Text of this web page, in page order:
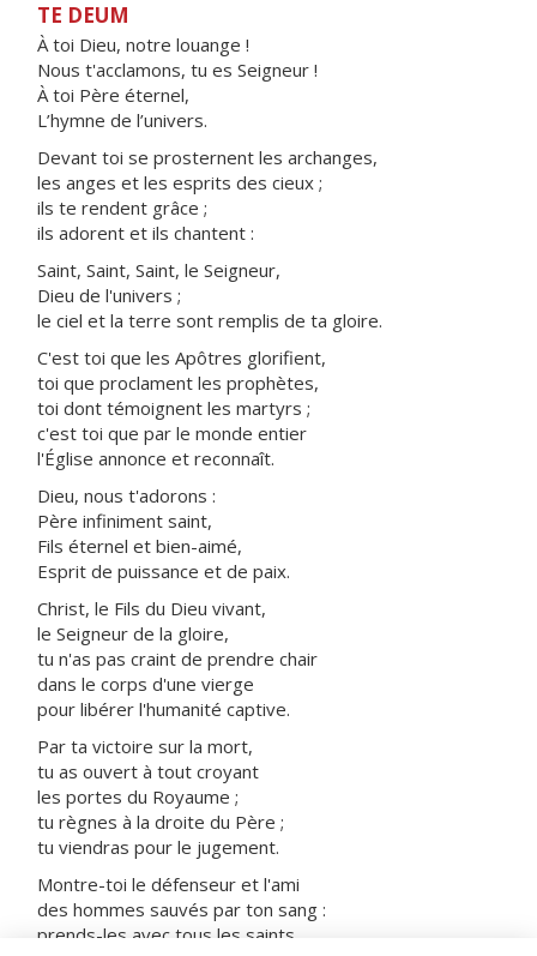
TE DEUM
À toi Dieu, notre louange !
Nous t'acclamons, tu es Seigneur !
À toi Père éternel,
L’hymne de l’univers.
Devant toi se prosternent les archanges,
les anges et les esprits des cieux ;
ils te rendent grâce ;
ils adorent et ils chantent :
Saint, Saint, Saint, le Seigneur,
Dieu de l'univers ;
le ciel et la terre sont remplis de ta gloire.
C'est toi que les Apôtres glorifient,
toi que proclament les prophètes,
toi dont témoignent les martyrs ;
c'est toi que par le monde entier
l'Église annonce et reconnaît.
Dieu, nous t'adorons :
Père infiniment saint,
Fils éternel et bien-aimé,
Esprit de puissance et de paix.
Christ, le Fils du Dieu vivant,
le Seigneur de la gloire,
tu n'as pas craint de prendre chair
dans le corps d'une vierge
pour libérer l'humanité captive.
Par ta victoire sur la mort,
tu as ouvert à tout croyant
les portes du Royaume ;
tu règnes à la droite du Père ;
tu viendras pour le jugement.
Montre-toi le défenseur et l'ami
des hommes sauvés par ton sang :
prends-les avec tous les saints